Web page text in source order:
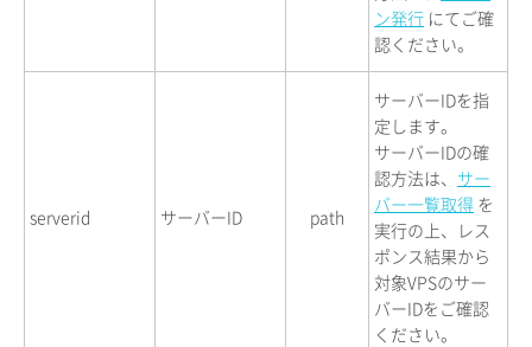
ン発行 にてご確
認ください。
serverid サーバーID path
サーバーIDを指
定します。
サーバーIDの確
認方法は、 サー
バー一覧取得 を
実行の上、レス
ポンス結果から
対象VPSのサー
バーIDをご確認
ください。